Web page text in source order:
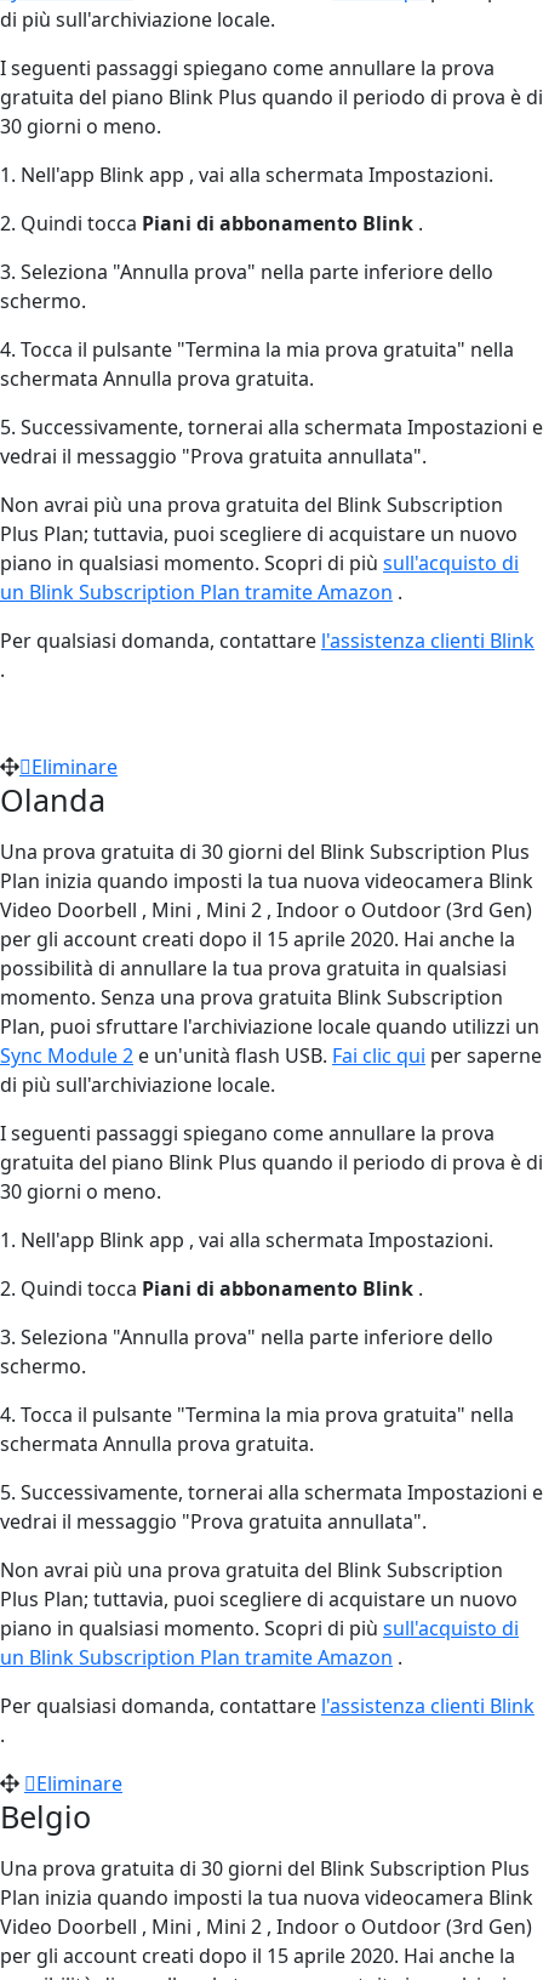
di più sull'archiviazione locale.
I seguenti passaggi spiegano come annullare la prova
gratuita del piano Blink Plus quando il periodo di prova è di
30 giorni o meno.
1. Nell'app Blink app , vai alla schermata Impostazioni.
2. Quindi tocca Piani di abbonamento Blink .
3. Seleziona "Annulla prova" nella parte inferiore dello
schermo.
4. Tocca il pulsante "Termina la mia prova gratuita" nella
schermata Annulla prova gratuita.
5. Successivamente, tornerai alla schermata Impostazioni e
vedrai il messaggio "Prova gratuita annullata".
Non avrai più una prova gratuita del Blink Subscription
Plus Plan; tuttavia, puoi scegliere di acquistare un nuovo
piano in qualsiasi momento. Scopri di più sull'acquisto di
un Blink Subscription Plan tramite Amazon ‍.
Per qualsiasi domanda, contattare l'assistenza clienti Blink
.
Eliminare
Olanda
Una prova gratuita di 30 giorni del Blink Subscription Plus
Plan inizia quando imposti la tua nuova videocamera Blink
Video Doorbell , Mini , Mini 2 , Indoor o Outdoor (3rd Gen)
per gli account creati dopo il 15 aprile 2020. Hai anche la
possibilità di annullare la tua prova gratuita in qualsiasi
momento. Senza una prova gratuita Blink Subscription
Plan, puoi sfruttare l'archiviazione locale quando utilizzi un
Sync Module 2 e un'unità flash USB. Fai clic qui per saperne
di più sull'archiviazione locale.
I seguenti passaggi spiegano come annullare la prova
gratuita del piano Blink Plus quando il periodo di prova è di
30 giorni o meno.
1. Nell'app Blink app , vai alla schermata Impostazioni.
2. Quindi tocca Piani di abbonamento Blink .
3. Seleziona "Annulla prova" nella parte inferiore dello
schermo.
4. Tocca il pulsante "Termina la mia prova gratuita" nella
schermata Annulla prova gratuita.
5. Successivamente, tornerai alla schermata Impostazioni e
vedrai il messaggio "Prova gratuita annullata".
Non avrai più una prova gratuita del Blink Subscription
Plus Plan; tuttavia, puoi scegliere di acquistare un nuovo
piano in qualsiasi momento. Scopri di più sull'acquisto di
un Blink Subscription Plan tramite Amazon ‍.
Per qualsiasi domanda, contattare l'assistenza clienti Blink
.
Eliminare
Belgio
Una prova gratuita di 30 giorni del Blink Subscription Plus
Plan inizia quando imposti la tua nuova videocamera Blink
Video Doorbell , Mini , Mini 2 , Indoor o Outdoor (3rd Gen)
per gli account creati dopo il 15 aprile 2020. Hai anche la